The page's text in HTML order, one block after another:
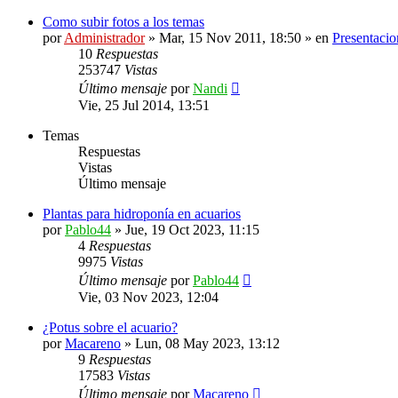
Como subir fotos a los temas
porAdministrador» Mar, 15 Nov 2011, 18:50 » en
10 Respuestas
253747 Vistas
Último mensaje porNandi
Vie, 25 Jul 2014, 13:51
Temas
Respuestas
Vistas
Último mensaje
Plantas para hidroponía en acuarios
porPablo44 » Jue, 19 Oct 2023, 11:15
4 Respuestas
9975 Vistas
Último mensaje porPablo44
Vie, 03 Nov 2023, 12:04
¿Potus sobre el acuario?
porMacareno » Lun, 08 May 2023, 13:12
9 Respuestas
17583 Vistas
Último mensaje porMacareno